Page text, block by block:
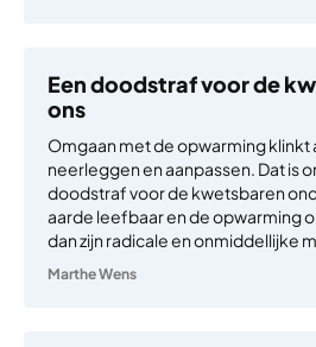
Een doodstraf voor de
ons
Omgaan met de opwarming klinkt
neerleggen en aanpassen. Dat is
doodstraf voor de kwetsbaren
aarde leefbaar en de opwarming
dan zijn radicale en onmiddellijke
Marthe Wens